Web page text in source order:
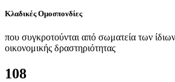
Κλαδικές Ομοσπονδίες
που συγκροτούνται από σωματεία των
οικονομικής δραστηριότητας
108